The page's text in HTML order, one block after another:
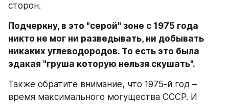
сторон.
Подчеркну, в это "серой" зоне с 1975 года
никто не мог ни разведывать, ни добывать
никаких углеводородов. То есть это была
эдакая "груша которую нельзя скушать".
Также обратите внимание, что 1975-й год –
время максимального могущества СССР. И